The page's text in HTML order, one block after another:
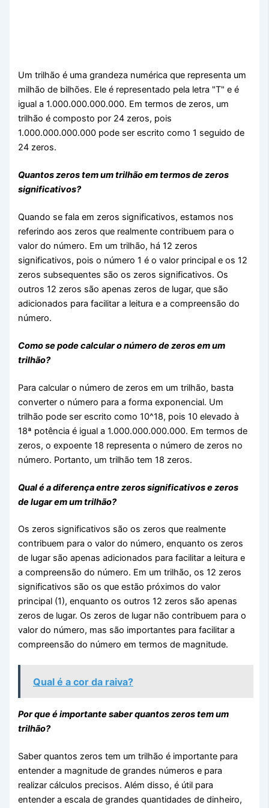
Um trilhão é uma grandeza numérica que representa um
milhão de bilhões. Ele é representado pela letra "T" e é
igual a 1.000.000.000.000. Em termos de zeros, um
trilhão é composto por 24 zeros, pois
1.000.000.000.000 pode ser escrito como 1 seguido de
24 zeros.
Quantos zeros tem um trilhão em termos de zeros
significativos?
Quando se fala em zeros significativos, estamos nos
referindo aos zeros que realmente contribuem para o
valor do número. Em um trilhão, há 12 zeros
significativos, pois o número 1 é o valor principal e os 12
zeros subsequentes são os zeros significativos. Os
outros 12 zeros são apenas zeros de lugar, que são
adicionados para facilitar a leitura e a compreensão do
número.
Como se pode calcular o número de zeros em um
trilhão?
Para calcular o número de zeros em um trilhão, basta
converter o número para a forma exponencial. Um
trilhão pode ser escrito como 10^18, pois 10 elevado à
18ª potência é igual a 1.000.000.000.000. Em termos de
zeros, o expoente 18 representa o número de zeros no
número. Portanto, um trilhão tem 18 zeros.
Qual é a diferença entre zeros significativos e zeros
de lugar em um trilhão?
Os zeros significativos são os zeros que realmente
contribuem para o valor do número, enquanto os zeros
de lugar são apenas adicionados para facilitar a leitura e
a compreensão do número. Em um trilhão, os 12 zeros
significativos são os que estão próximos do valor
principal (1), enquanto os outros 12 zeros são apenas
zeros de lugar. Os zeros de lugar não contribuem para o
valor do número, mas são importantes para facilitar a
compreensão do número em termos de magnitude.
Qual é a cor da raiva?
Por que é importante saber quantos zeros tem um
trilhão?
Saber quantos zeros tem um trilhão é importante para
entender a magnitude de grandes números e para
realizar cálculos precisos. Além disso, é útil para
entender a escala de grandes quantidades de dinheiro,